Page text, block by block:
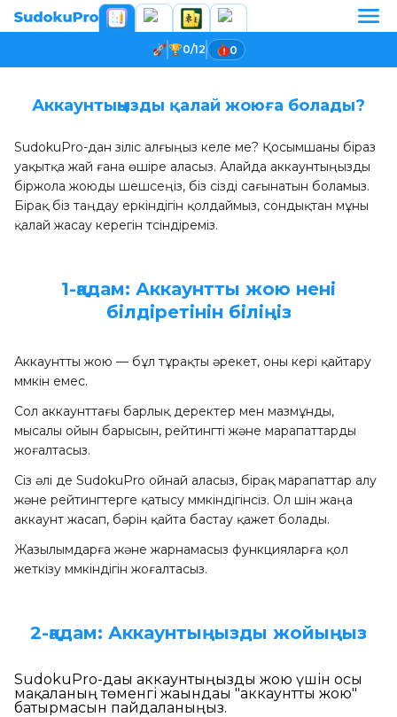
0/12 0
Аккаунтыңызды қалай жоюға болады?
SudokuPro-дан үзіліс алғыңыз келе ме? Қосымшаны біраз
уақытқа жай ғана өшіре аласыз. Алайда аккаунтыңызды
біржола жоюды шешсеңіз, біз сізді сағынатын боламыз.
Бірақ біз таңдау еркіндігін қолдаймыз, сондықтан мұны
қалай жасау керегін түсіндіреміз.
1-қадам: Аккаунтты жою нені
білдіретінін біліңіз
Аккаунтты жою — бұл тұрақты әрекет, оны кері қайтару
мүмкін емес.
Сол аккаунттағы барлық деректер мен мазмұнды,
мысалы ойын барысын, рейтингті және марапаттарды
жоғалтасыз.
Сіз әлі де SudokuPro ойнай аласыз, бірақ марапаттар алу
және рейтингтерге қатысу мүмкіндігінсіз. Ол үшін жаңа
аккаунт жасап, бәрін қайта бастау қажет болады.
Жазылымдарға және жарнамасыз функцияларға қол
жеткізу мүмкіндігін жоғалтасыз.
2-қадам: Аккаунтыңызды жойыңыз
SudokuPro-дағы аккаунтыңызды жою үшін осы
мақаланың төменгі жағындағы "аккаунтты жою"
батырмасын пайдаланыңыз.